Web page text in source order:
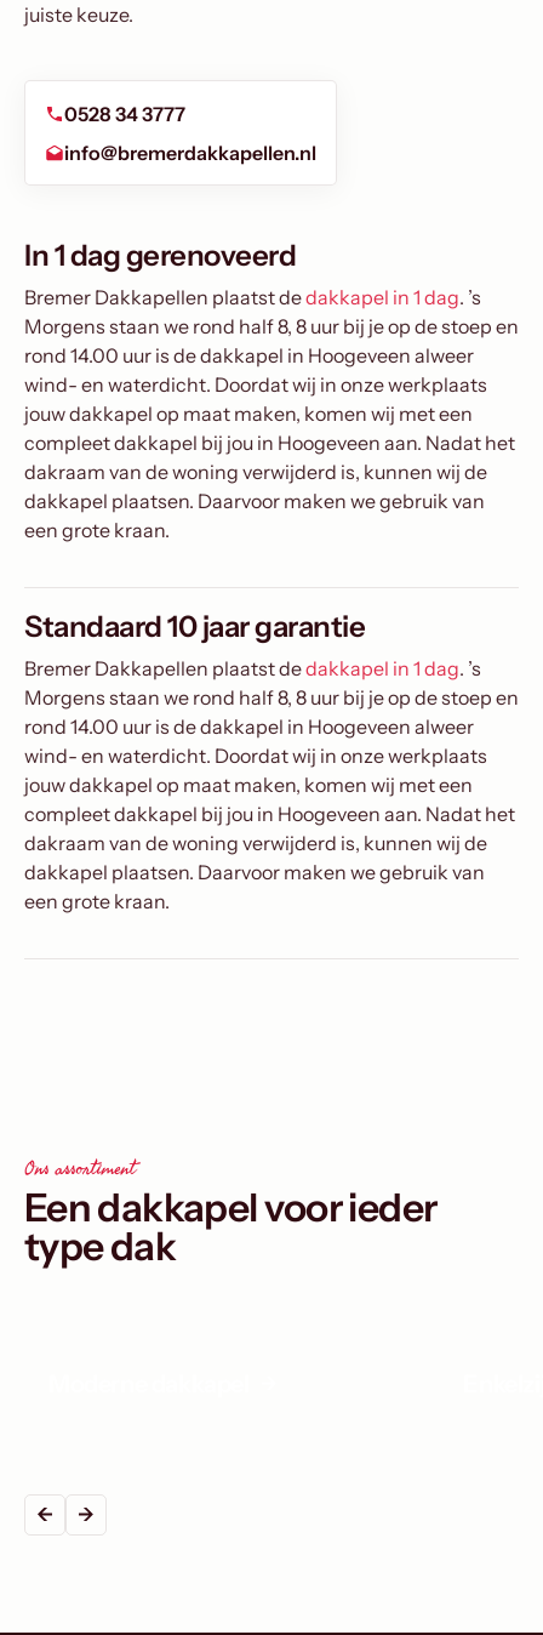
juiste keuze.
0528 34 3777
info@bremerdakkapellen.nl
In 1 dag gerenoveerd
Bremer Dakkapellen plaatst dedakkapel in 1 dag. ’s
Morgens staan we rond half 8, 8 uur bij je op de stoep en
rond 14.00 uur is de dakkapel in Hoogeveen alweer
wind- en waterdicht. Doordat wij in onze werkplaats
jouw dakkapel op maat maken, komen wij met een
compleet dakkapel bij jou in Hoogeveen aan. Nadat het
dakraam van de woning verwijderd is, kunnen wij de
dakkapel plaatsen. Daarvoor maken we gebruik van
een grote kraan.
Standaard 10 jaar garantie
Bremer Dakkapellen plaatst dedakkapel in 1 dag. ’s
Morgens staan we rond half 8, 8 uur bij je op de stoep en
rond 14.00 uur is de dakkapel in Hoogeveen alweer
wind- en waterdicht. Doordat wij in onze werkplaats
jouw dakkapel op maat maken, komen wij met een
compleet dakkapel bij jou in Hoogeveen aan. Nadat het
dakraam van de woning verwijderd is, kunnen wij de
dakkapel plaatsen. Daarvoor maken we gebruik van
een grote kraan.
Ons assortiment
Een dakkapel voor ieder
type dak